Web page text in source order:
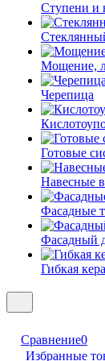
Ступени и
Мощение,
Черепица
Готовые
Навесные
Фасадные
Фасадный
Гибкая
Сравнение0
Избранные